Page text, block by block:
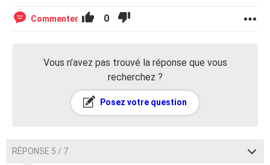
Commenter 0
Vous n’avez pas trouvé la réponse que vous
recherchez ?
Posez votre question
RÉPONSE 5 / 7